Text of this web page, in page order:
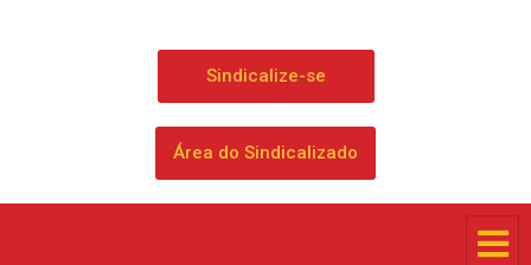
Sindicalize-se
Área do Sindicalizado